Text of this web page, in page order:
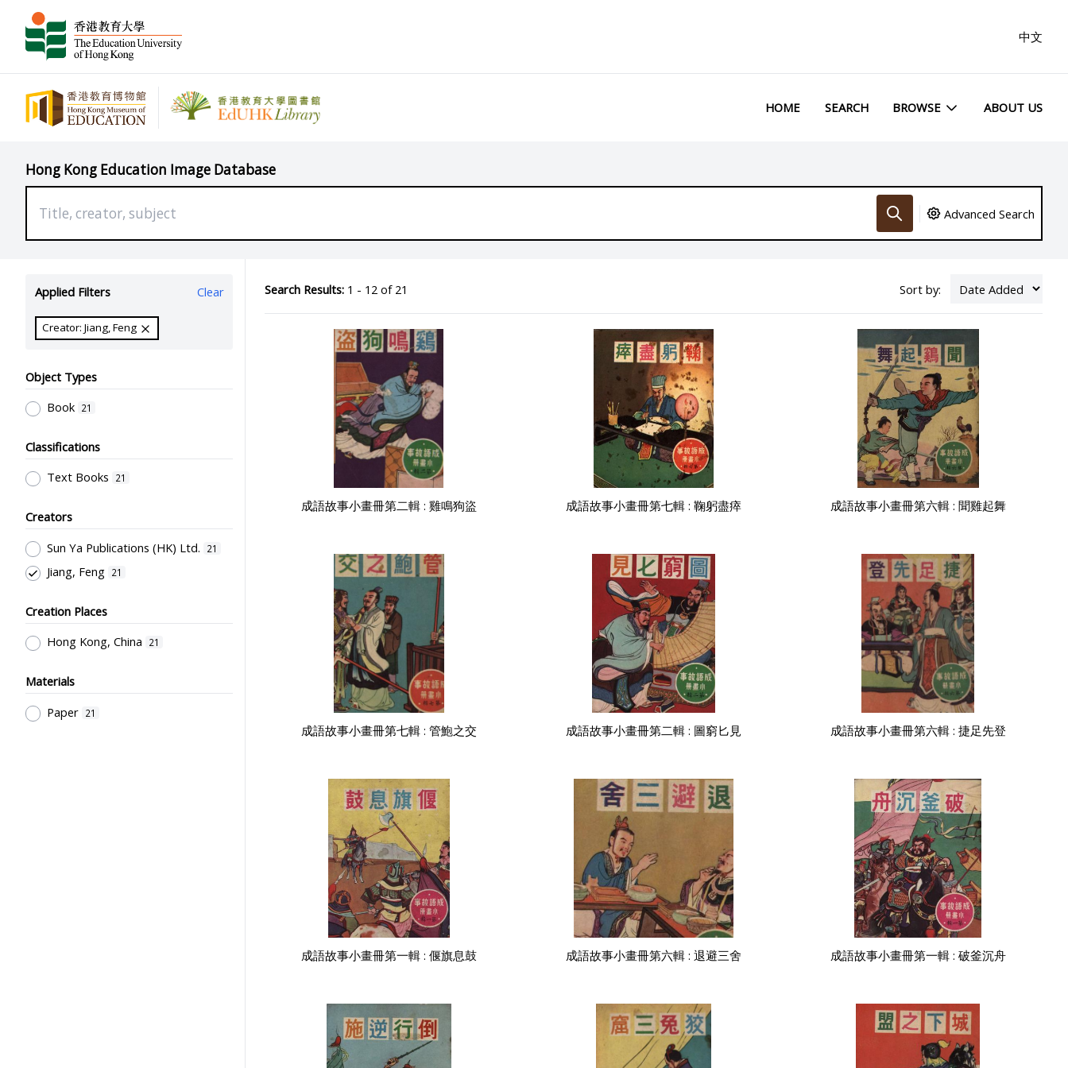
中文
HOME SEARCH BROWSE ABOUT US
Hong Kong Education Image Database
Advanced Search
Applied Filters Clear
Creator: Jiang, Feng
Object Types
Book 21
Classifications
Text Books
21
Creators
Sun Ya Publications (HK) Ltd.
21
Jiang, Feng 21
Creation Places
Hong Kong, China
21
Materials
Paper 21
Search Results:1 - 12 of 21 Sort by:
成語故事小畫冊第二輯 : 雞鳴狗盜 成語故事小畫冊第七輯 : 鞠躬盡瘁 成語故事小畫冊第六輯 : 聞雞起舞
成語故事小畫冊第七輯 : 管鮑之交 成語故事小畫冊第二輯 : 圖窮匕見 成語故事小畫冊第六輯 : 捷足先登
成語故事小畫冊第一輯 : 偃旗息鼓 成語故事小畫冊第六輯 : 退避三舍 成語故事小畫冊第一輯 : 破釜沉舟